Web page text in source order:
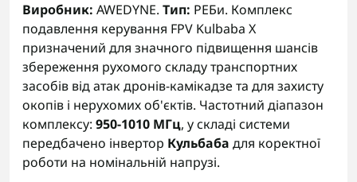
Виробник: AWEDYNE. Тип: РЕБи. Комплекс
подавлення керування FPV Kulbaba X
призначений для значного підвищення шансів
збереження рухомого складу транспортних
засобів від атак дронів-камікадзе та для захисту
окопів і нерухомих об'єктів. Частотний діапазон
комплексу: 950-1010 МГц, у складі системи
передбачено інвертор Кульбаба для коректної
роботи на номінальній напрузі.